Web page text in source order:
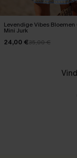
Levendige Vibes Bloemen
Mini Jurk
24,00 €35,00 €